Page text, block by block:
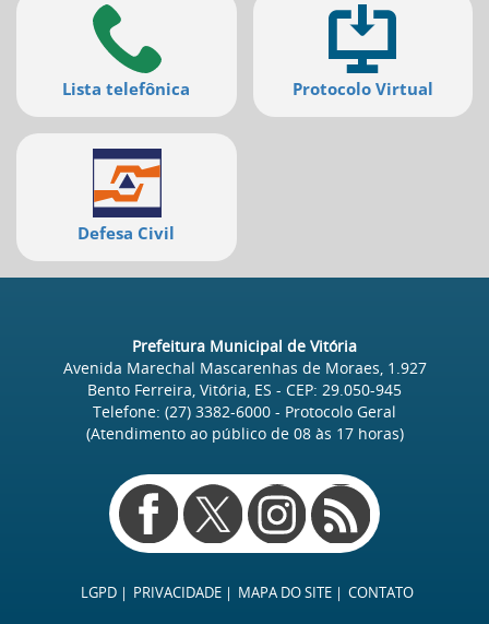
Lista telefônica Protocolo Virtual
Defesa Civil
Prefeitura Municipal de Vitória
Avenida Marechal Mascarenhas de Moraes, 1.927
Bento Ferreira, Vitória, ES - CEP: 29.050-945
Telefone: (27) 3382-6000 - Protocolo Geral
(Atendimento ao público de 08às 17horas)
LGPD PRIVACIDADE MAPA DO SITE CONTATO